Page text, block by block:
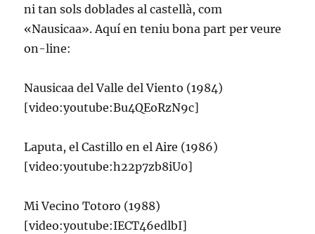
ni tan sols doblades al castellà, com
«Nausicaa». Aquí en teniu bona part per veure
on-line:
Nausicaa del Valle del Viento (1984)
[video:youtube:Bu4QEoRzN9c]
Laputa, el Castillo en el Aire (1986)
[video:youtube:h22p7zb8iU0]
Mi Vecino Totoro (1988)
[video:youtube:IECT46edlbI]